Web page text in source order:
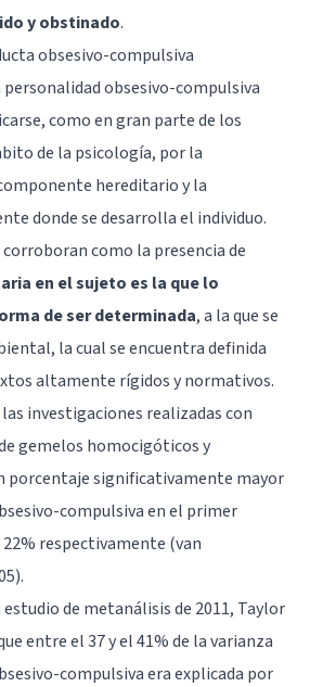
y obstinado.
obsesivo-compulsiva
personalidad obsesivo-compulsiva
como en gran parte de los
de la psicología, por la
hereditario y la
donde se desarrolla el individuo.
como la presencia de
en el sujeto es la que lo
de ser determinada, a la que se
la cual se encuentra definida
altamente rígidos y normativos.
investigaciones realizadas con
gemelos homocigóticos y
porcentaje significativamente mayor
compulsiva en el primer
22% respectivamente (van
de metanálisis de 2011, Taylor
entre el 37 y el 41% de la varianza
compulsiva era explicada por